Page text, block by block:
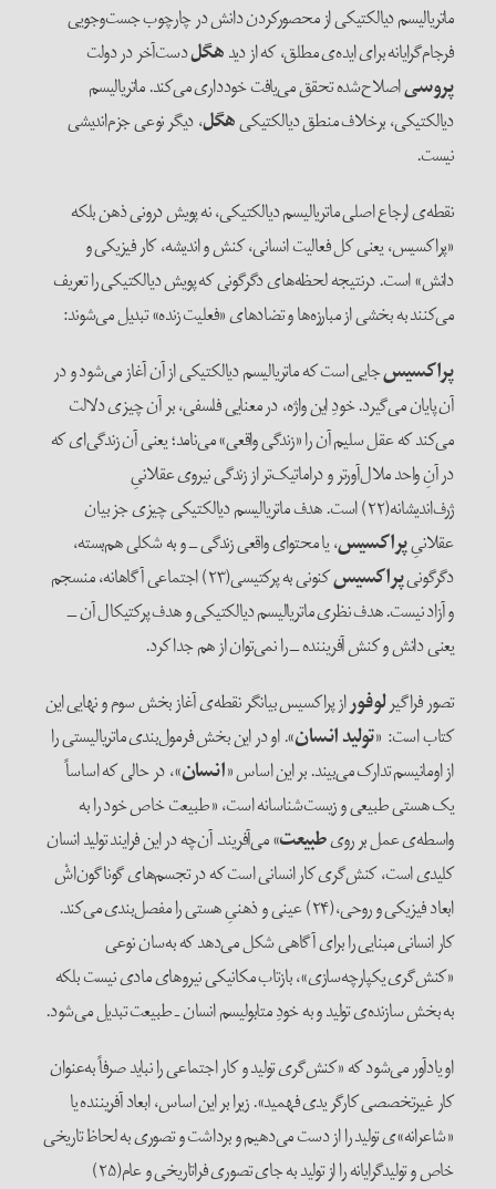
ماتریالیسم دیالکتیکی از محصورکردن دانش در چارچوب جست‌‌وجویی
فرجام‌‌گرایانه برای ایده‌‌ی مطلق، که از دیدهگلدست‌آخر در دولت
پروسیاصلاح‌‌شده تحقق می‌‌یافت خودداری می‌‌کند. ماتریالیسم
دیالکتیکی، برخلاف منطق دیالکتیکیهگل، دیگر نوعی جزم‌‌اندیشی
نیست.
نقطه‌‌ی ارجاع اصلی ماتریالیسم دیالکتیکی، نه پویش درونی ذهن بلکه
«پراکسیس، یعنی کل فعالیت انسانی، کنش و اندیشه، کار فیزیکی و
دانش» است. درنتیجه لحظه‌‌های دگرگونی‌ که پویش دیالکتیکی را تعریف
می‌‌کنند به بخشی از مبارزه‌‌ها و تضادهای «فعلیت زنده» تبدیل می‌‌‌شوند:
پراکسیسجایی است که ماتریالیسم دیالکتیکی از آن آغاز می‌‌شود و در
آن پایان می‌‌گیرد. خودِ این واژه، در معنایی فلسفی، بر آن چیزی دلالت
می‌‌کند که عقل سلیم آن را «زندگی واقعی» می‌‌نامد؛ یعنی آن زندگی‌‌ای که
در آنِ واحد ملال‌‌آورتر و دراماتیک‌‌تر از زندگی نیروی عقلانیِ
ژرف‌‌اندیشانه(۲۲) است. هدف ماتریالیسم دیالکتیکی چیزی جز بیان
عقلانیِپراکسیس، یا محتوای واقعی زندگی ــ و به شکلی هم‌بسته،
دگرگونیپراکسیس
کنونی به پرکتیسی(۲۳) اجتماعی آگاهانه، منسجم
و آزاد نیست. هدف نظری ماتریالیسم دیالکتیکی و هدف پرکتیکال آن ــ
یعنی دانش و کنش آفریننده ــ را نمی‌‌توان از هم جدا کرد.
تصور فراگیرلوفوراز پراکسیس بیانگر نقطه‌‌ی آغاز بخش سوم و نهایی این
کتاب است: «تولید انسان». او در این بخش فرمول‌‌بندی ماتریالیستی را
از اومانیسم تدارک می‌‌بیند. بر این اساس «انسان»، در حالی که اساساً
یک هستی طبیعی و زیست‌‌شناسانه است، «طبیعت خاص خود را به
واسطه‌‌ی عمل بر رویطبیعت» می‌‌آفریند. آن‌چه در این فرایند تولید انسان
کلیدی است، کنش‌‌گری کار انسانی است که در تجسم‌‌های گوناگون‌‌اشْ
ابعاد فیزیکی و روحی،(۲۴) عینی و ذهنیِ هستی را مفصل‌‌بندی می‌کند.
کار انسانی مبنایی را برای آگاهی شکل می‌‌دهد که به‌سان نوعی
«کنش‌‌گری یکپارچه‌‌سازی»، بازتاب مکانیکی نیروهای مادی نیست بلکه
به بخش سازنده‌‌ی تولید و به خودِ متابولیسم انسان ‌ـ ‌طبیعت تبدیل می‌‌شود.
او یادآور می‌‌شود که «کنش‌‌گری تولید و کار اجتماعی را نباید صرفاً به‌عنوان
کار غیرتخصصی کارگر یدی فهمید». زیرا بر این اساس، ابعاد آفریننده یا
«شاعرانه»ی تولید را از دست می‌‌‌دهیم و برداشت و تصوری به لحاظ تاریخی
خاص و تولیدگرایانه را از تولید به جای تصوری فراتاریخی و عام(۲۵)